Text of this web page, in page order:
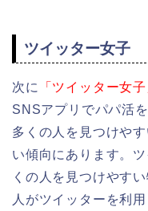
ツイッター女子
次に 「ツイッター女子
SNSアプリでパパ活
多くの人を見つけや
い傾向にあります。
くの人を見つけやす
人がツイッターを利